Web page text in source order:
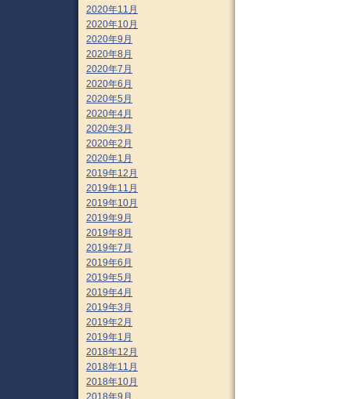
2020年11月
2020年10月
2020年9月
2020年8月
2020年7月
2020年6月
2020年5月
2020年4月
2020年3月
2020年2月
2020年1月
2019年12月
2019年11月
2019年10月
2019年9月
2019年8月
2019年7月
2019年6月
2019年5月
2019年4月
2019年3月
2019年2月
2019年1月
2018年12月
2018年11月
2018年10月
2018年9月